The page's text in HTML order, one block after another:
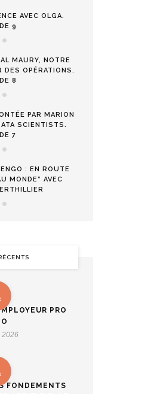
AVEC OLGA.
9
MAURY, NOTRE
DES OPÉRATIONS.
8
PAR MARION
SCIENTISTS.
7
: EN ROUTE
MONDE” AVEC
PRO
2026
FONDEMENTS